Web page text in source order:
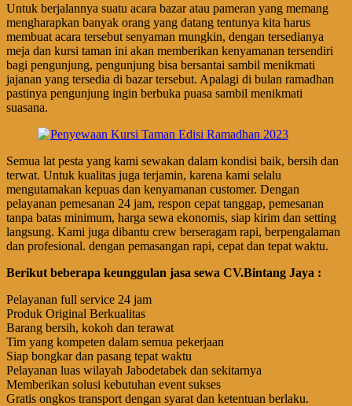
Untuk berjalannya suatu acara bazar atau pameran yang memang
mengharapkan banyak orang yang datang tentunya kita harus
membuat acara tersebut senyaman mungkin, dengan tersedianya
meja dan kursi taman ini akan memberikan kenyamanan tersendiri
bagi pengunjung, pengunjung bisa bersantai sambil menikmati
jajanan yang tersedia di bazar tersebut. Apalagi di bulan ramadhan
pastinya pengunjung ingin berbuka puasa sambil menikmati
suasana.
Semua lat pesta yang kami sewakan dalam kondisi baik, bersih dan
terwat. Untuk kualitas juga terjamin, karena kami selalu
mengutamakan kepuas dan kenyamanan customer. Dengan
pelayanan pemesanan 24 jam, respon cepat tanggap, pemesanan
tanpa batas minimum, harga sewa ekonomis, siap kirim dan setting
langsung. Kami juga dibantu crew berseragam rapi, berpengalaman
dan profesional. dengan pemasangan rapi, cepat dan tepat waktu.
Berikut beberapa keunggulan jasa sewa CV.Bintang Jaya :
Pelayanan full service 24 jam
Produk Original Berkualitas
Barang bersih, kokoh dan terawat
Tim yang kompeten dalam semua pekerjaan
Siap bongkar dan pasang tepat waktu
Pelayanan luas wilayah Jabodetabek dan sekitarnya
Memberikan solusi kebutuhan event sukses
Gratis ongkos transport dengan syarat dan ketentuan berlaku.